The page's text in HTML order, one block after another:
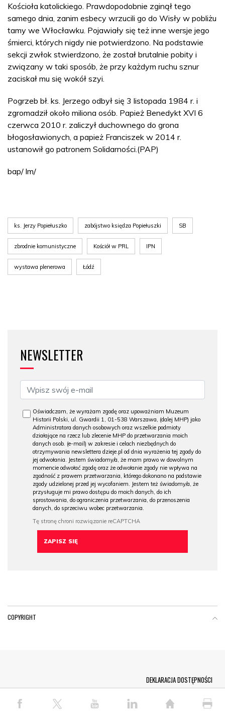
Kościoła katolickiego. Prawdopodobnie zginął tego
samego dnia, zanim esbecy wrzucili go do Wisły w pobliżu
tamy we Włocławku. Pojawiały się też inne wersje jego
śmierci, których nigdy nie potwierdzono. Na podstawie
sekcji zwłok stwierdzono, że został brutalnie pobity i
związany w taki sposób, że przy każdym ruchu sznur
zaciskał mu się wokół szyi.
Pogrzeb bł. ks. Jerzego odbył się 3 listopada 1984 r. i
zgromadził około miliona osób. Papież Benedykt XVI 6
czerwca 2010 r. zaliczył duchownego do grona
błogosławionych, a papież Franciszek w 2014 r.
ustanowił go patronem Solidarności.(PAP)
bap/ lm/
ks. Jerzy Popiełuszko zabójstwo księdza Popiełuszki SB
zbrodnie komunistyczne Kościół w PRL IPN
wystawa plenerowa Łódź
NEWSLETTER
Oświadczam, że wyrażam zgodę oraz upoważniam Muzeum
Historii Polski, ul. Gwardii 1, 01-538 Warszawa, (dalej MHP) jako
Administratora danych osobowych oraz wszelkie podmioty
działające na rzecz lub zlecenie MHP do przetwarzania moich
danych osob. (e-mail) w zakresie i celach niezbędnych do
otrzymywania newslettera dzieje.pl od dnia wyrażenia tej zgody do
jej odwołania. Jestem świadomy/a, że mam prawo w dowolnym
momencie odwołać zgodę oraz że odwołanie zgody nie wpływa na
zgodność z prawem przetwarzania, którego dokonano na podstawie
zgody udzielonej przed jej wycofaniem. Jestem też świadomy/a, że
przysługuje mi prawo dostępu do moich danych, do ich
sprostowania, do ograniczenia przetwarzania, do przenoszenia
danych, do sprzeciwu wobec przetwarzania.
COPYRIGHT
© COPYRIGHT PAP 2026
DEKLARACJA DOSTĘPNOŚCI